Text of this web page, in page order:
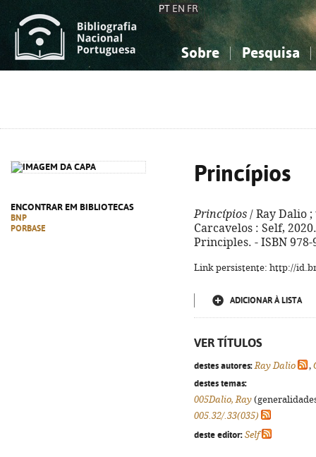
PT EN FR
Sobre Pesquisa
ENCONTRAR EM BIBLIOTECAS
BNP
PORBASE
Princípios
Princípios / Ray Dalio
Carcavelos : Self,
Principles. - ISBN 978-
Link persistente: http://
ADICIONAR À LISTA
VER TÍTULOS
destes autores: Ray Dalio ,
destes temas:
005Dalio, Ray
005.32/.33(035)
deste editor: Self